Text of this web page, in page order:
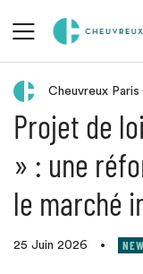
Retour aux
Cheuvreux Paris
Projet de
» : une
le marché
25 Juin 2026 •